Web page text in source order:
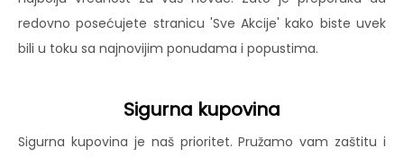
redovno posećujete stranicu 'Sve Akcije' kako biste uvek
bili u toku sa najnovijim ponudama i popustima.
Sigurna kupovina
Sigurna kupovina je naš prioritet. Pružamo vam zaštitu i